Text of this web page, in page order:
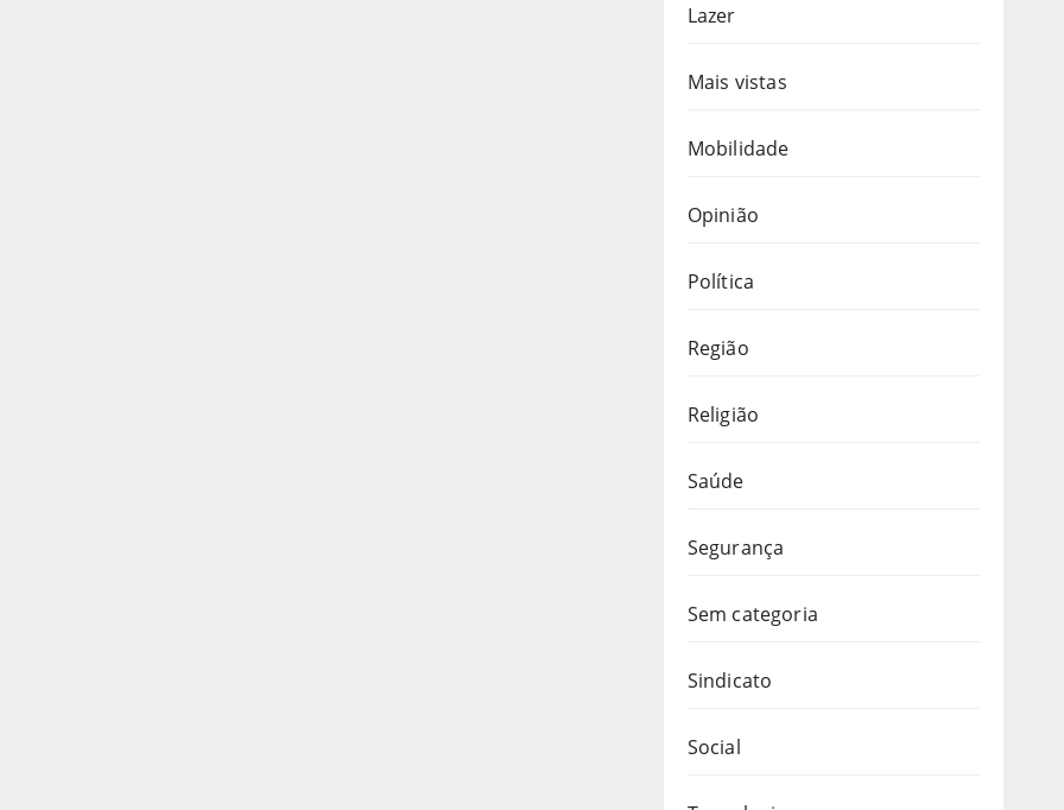
Lazer
Mais vistas
Mobilidade
Opinião
Política
Região
Religião
Saúde
Segurança
Sem categoria
Sindicato
Social